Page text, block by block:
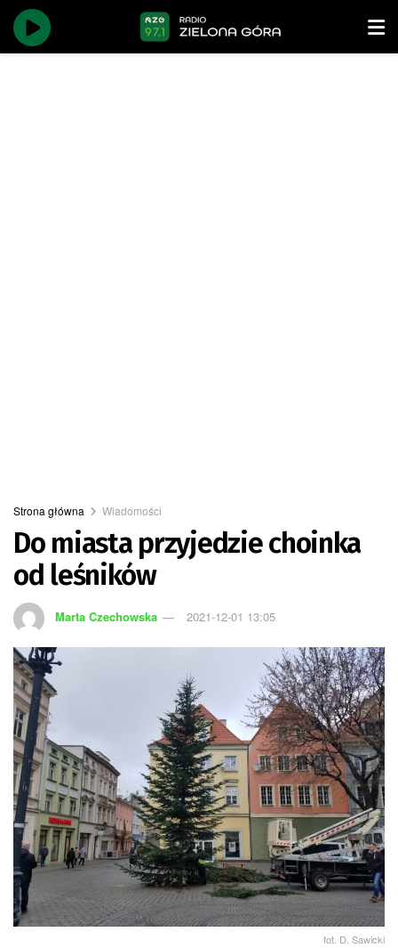
Strona główna Wiadomości
Do miasta przyjedzie choinka
od leśników
Marta Czechowska 2021-12-01 13:05
fot. D. Sawicki